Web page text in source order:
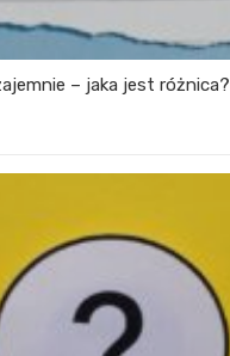
– jaka jest różnica?